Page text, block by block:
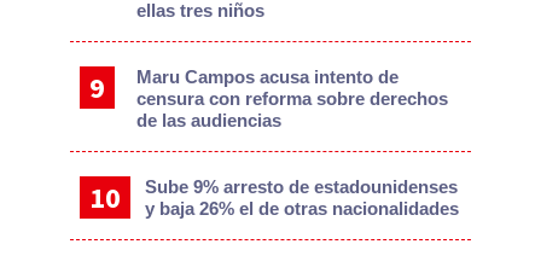
ellas tres niños
Maru Campos acusa intento de
censura con reforma sobre derechos
de las audiencias
Sube 9% arresto de estadounidenses
y baja 26% el de otras nacionalidades